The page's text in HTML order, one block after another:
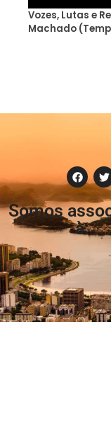
Vozes, Lutas e
Machado
Somos
à: